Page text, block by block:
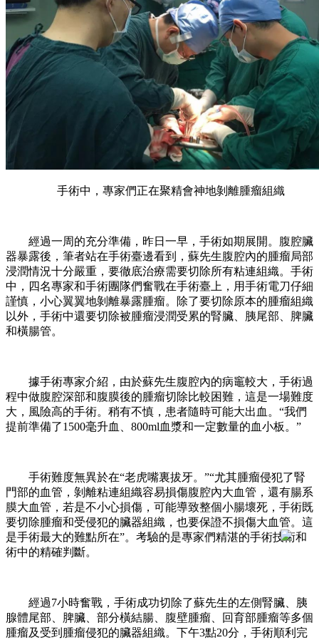
手術中，專家們正在聚精會神地剝離腫瘤組織
經過一周的充分準備，昨日一早，手術如期展開。腹腔臟
器暴露後，筆者站在手術臺邊看到，蘇先生腹腔內的腫瘤局部
浸潤情況十分嚴重，要徹底治療需要切除所有粘連組織。手術
中，四名專家和手術團隊們奮戰在手術臺上，用手術電刀仔細
謹慎，小心翼翼地剝離暴露腫瘤。除了要切除原本的腫瘤組織
以外，手術中還要切除被腫瘤浸潤受累的腎臟、胰尾部、脾臟
和橫腸管。
據手術專家介紹，由於蘇先生腹腔內的病竈較大，手術過
程中做腹腔深部和腹膜後的腫瘤切除比較困難，這是一場難度
大，風險高的手術。稍有不慎，患者隨時可能大出血。“我們
提前準備了1500毫升血、800ml血漿和一定數量的血小板。”
手術難度無異於在“老虎嘴裏拔牙。”“尤其腫瘤侵犯了腎
門部的血管，剝離粘連組織容易損傷腹腔內大血管，還有腸系
膜大血管，若是不小心損傷，可能導致整個小腸壞死，手術既
要切除腫瘤和受侵犯的臟器組織，也要保證不損傷大血管。這
是手術最大的難點所在”。考驗的是專家們精湛的手術技術和
術中的精確判斷。
經過7小時奮戰，手術成功切除了蘇先生的左側腎臟、胰
腺體尾部、脾臟、部分橫結腸、腹壁腫瘤、回育部腫瘤等多個
腫瘤及受到腫瘤侵犯的臟器組織。下午3點20分，手術順利完